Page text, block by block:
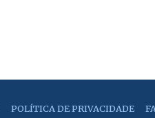
POLÍTICA DE PRIVACIDADE